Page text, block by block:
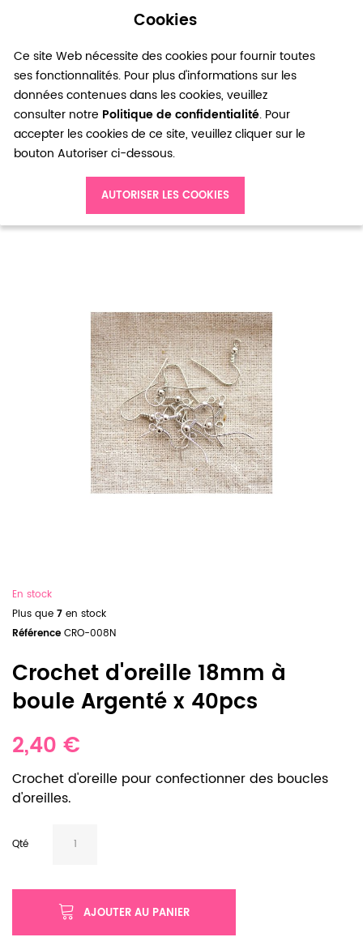
Cookies
Ce site Web nécessite des cookies pour fournir toutes
ses fonctionnalités. Pour plus d'informations sur les
données contenues dans les cookies, veuillez
consulter notre Politique de confidentialité. Pour
accepter les cookies de ce site, veuillez cliquer sur le
bouton Autoriser ci-dessous.
AUTORISER LES COOKIES
0
Crochet d'oreille 18mm à boule Argenté x 40pcs
En stock
Plus que 7 en stock
Référence CRO-008N
Crochet d'oreille 18mm à
boule Argenté x 40pcs
2,40 €
Crochet d'oreille pour confectionner des boucles
d'oreilles.
Qté
AJOUTER AU PANIER